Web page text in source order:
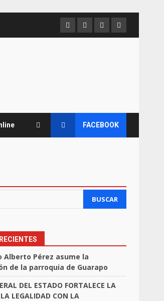
Facebook
TwitterInstagramYoutube
FACEBOOK
BUSCAR
Alberto Pérez asume la
de la parroquia de Guarapo
DEL ESTADO FORTALECE LA
LA LEGALIDAD CON LA